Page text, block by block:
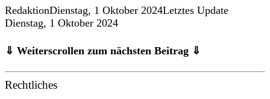
RedaktionDienstag, 1 Oktober 2024Letztes Update
Dienstag, 1 Oktober 2024
⇓ Weiterscrollen zum nächsten Beitrag ⇓
Rechtliches